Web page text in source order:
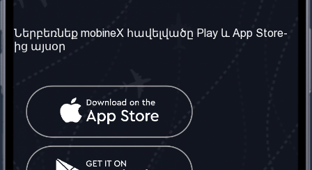
Մեր մասին
Մեր ծառայությունները
Պայմաններ և դրույթներ
Հաճախ տրվող հարցեր
Կապ մեզ հետ
Միացյալ
Տարածել
սոցիալական
ցանցում
Ներբեռնեք mobineX հավելվածը Play և App Store-
ից այսօր